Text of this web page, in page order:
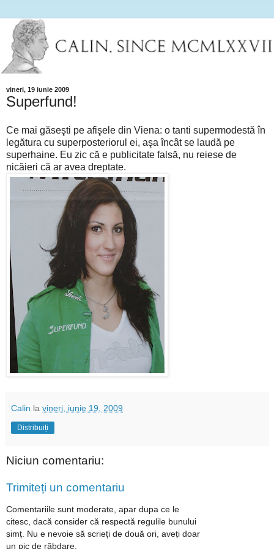
vineri, 19 iunie 2009
Superfund!
Ce mai găseşti pe afişele din Viena: o tanti supermodestă în
legătura cu superposteriorul ei, aşa încât se laudă pe
superhaine. Eu zic că e publicitate falsă, nu reiese de
nicăieri că ar avea dreptate.
Calin la vineri, iunie 19, 2009
Distribuiți
Niciun comentariu:
Trimiteți un comentariu
Comentariile sunt moderate, apar dupa ce le
citesc, dacă consider că respectă regulile bunului
simț. Nu e nevoie să scrieți de două ori, aveți doar
un pic de răbdare.